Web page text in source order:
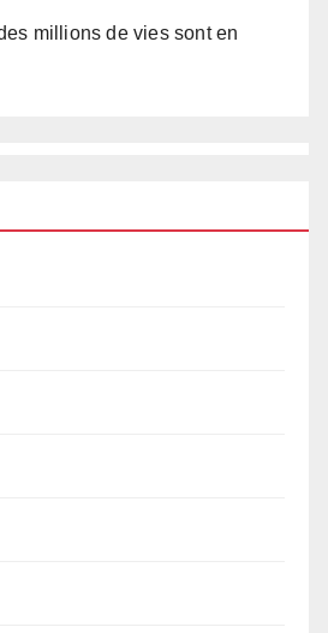
millions de vies sont en